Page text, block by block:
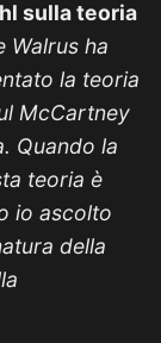
sulla teoria
Walrus ha
la teoria
McCartney
Quando la
teoria è
io ascolto
della